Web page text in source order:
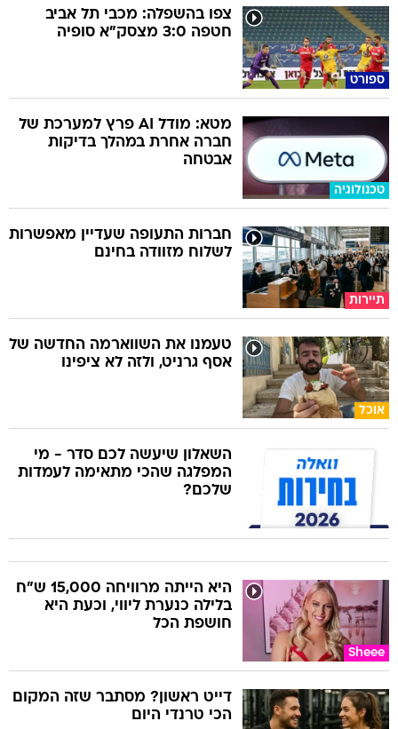
ספורט
צפו בהשפלה: מכבי תל אביב
חטפה 3:0 מצסק"א סופיה
טכנולוגיה
מטא: מודל AI פרץ למערכת של
חברה אחרת במהלך בדיקות
אבטחה
תיירות
חברות התעופה שעדיין מאפשרות
לשלוח מזוודה בחינם
אוכל
טעמנו את השווארמה החדשה של
אסף גרניט, ולזה לא ציפינו
השאלון שיעשה לכם סדר - מי
המפלגה שהכי מתאימה לעמדות
שלכם?
Sheee
היא הייתה מרוויחה 15,000 ש"ח
בלילה כנערת ליווי, וכעת היא
חושפת הכל
דייט ראשון? מסתבר שזה המקום
הכי טרנדי היום